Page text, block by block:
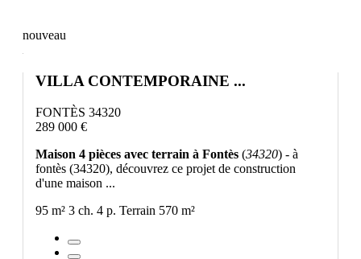
nouveau
VILLA CONTEMPORAINE ...
FONTÈS 34320
289 000 €
Maison 4 pièces avec terrain à Fontès (34320) - à
fontès (34320), découvrez ce projet de construction
d'une maison ...
95 m² 3 ch. 4 p. Terrain 570 m²